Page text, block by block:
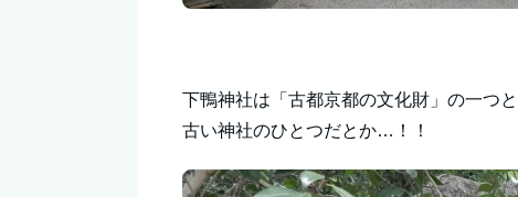
下鴨神社は「古都京都の文化財」の一つ
古い神社のひとつだとか…！！